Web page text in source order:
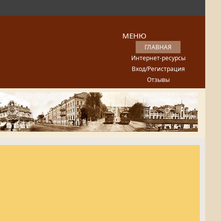
МЕНЮ
ГЛАВНАЯ
Интернет-ресурсы
Вход/Регистрация
Отзывы